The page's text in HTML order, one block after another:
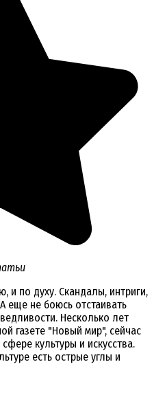
и по духу. Скандалы, интриги,
еще не боюсь отстаивать
Несколько лет
газете "Новый мир", сейчас
культуры и искусства.
есть острые углы и